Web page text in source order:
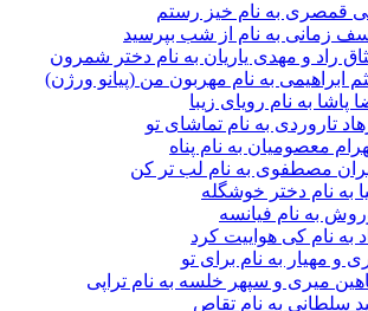
قمصری به نام خیز رستم
زمانی به نام از شب بپرسید
راد و مهدی یاریان به نام دختر شمرون
ابراهیمی به نام مهربون من (پیانو ورژن)
پاشا به نام رویای زیبا
تاروردی به نام تماشای تو
معصومیان به نام پناه
مصطفوی به نام لب تر کن
به نام دختر خوشگله
به نام فیانسه
به نام کی هواییت کرد
و مهیار به نام برای تو
میری و سپهر خلسه به نام تراپی
سلطانی به نام تقاص